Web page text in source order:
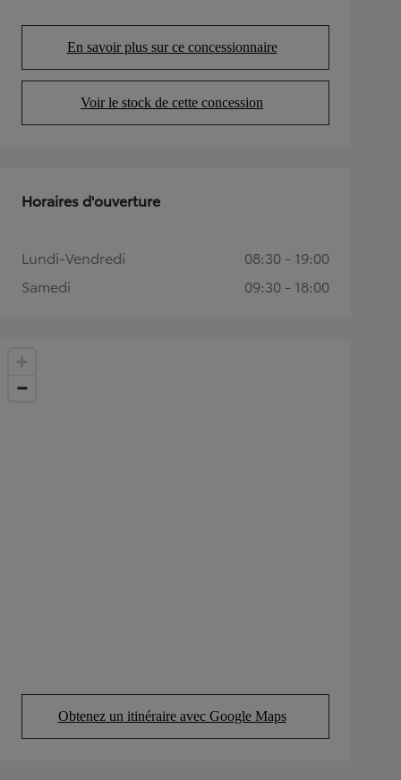
En savoir plus sur ce concessionnaire
(Opens in new tab)
Voir le stock de cette concession
(Opens in new tab)
Obtenez un itinéraire avec Google Maps
(Opens in new tab)
Horaires d'ouverture
Lundi-Vendredi
08:30 - 19:00
Samedi
09:30 - 18:00